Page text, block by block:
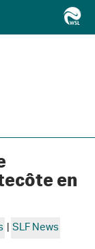
en
|SLF News